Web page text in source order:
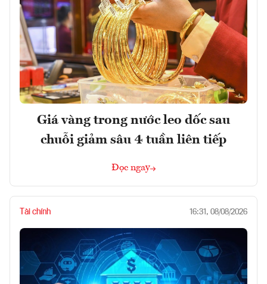
Giá vàng trong nước leo dốc sau
chuỗi giảm sâu 4 tuần liên tiếp
Đọc ngay
Tài chính 16:31, 08/08/2026